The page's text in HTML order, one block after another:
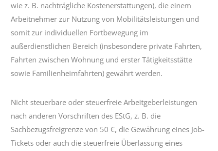
wie z. B. nachträgliche Kostenerstattungen), die einem
Arbeitnehmer zur Nutzung von Mobilitätsleistungen und
somit zur individuellen Fortbewegung im
außerdienstlichen Bereich (insbesondere private Fahrten,
Fahrten zwischen Wohnung und erster Tätigkeitsstätte
sowie Familienheimfahrten) gewährt werden.
Nicht steuerbare oder steuerfreie Arbeitgeberleistungen
nach anderen Vorschriften des EStG, z. B. die
Sachbezugsfreigrenze von 50 €, die Gewährung eines Job-
Tickets oder auch die steuerfreie Überlassung eines